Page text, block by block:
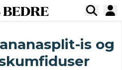
BEDRE
is og